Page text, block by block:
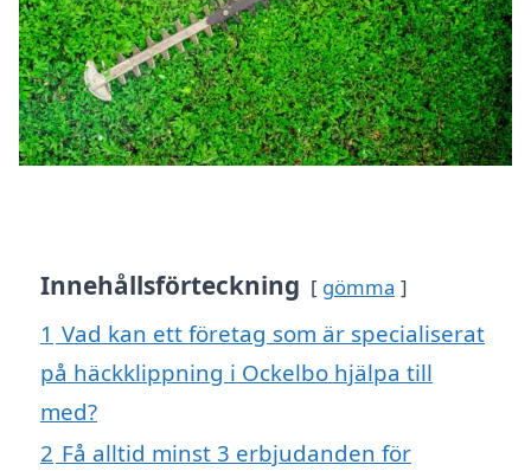
Innehållsförteckning gömma
1 Vad kan ett företag som är specialiserat
på häckklippning i Ockelbo hjälpa till
med?
2 Få alltid minst 3 erbjudanden för